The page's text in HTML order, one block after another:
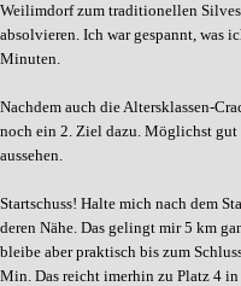
Weilimdorf zum traditionellen
absolvieren. Ich war gespannt, was
Minuten.
Nachdem auch die Altersklassen-
noch ein 2. Ziel dazu. Möglichst gut
aussehen.
Startschuss! Halte mich nach dem
deren Nähe. Das gelingt mir 5 km
bleibe aber praktisch bis zum
Min. Das reicht imerhin zu Platz 4